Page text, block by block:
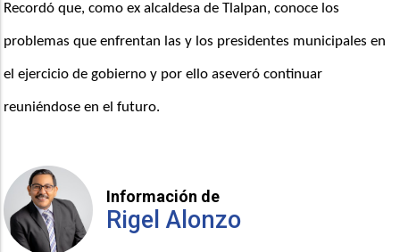
Recordó que, como ex alcaldesa de Tlalpan, conoce los
problemas que enfrentan las y los presidentes municipales en
el ejercicio de gobierno y por ello aseveró continuar
reuniéndose en el futuro.
Información de
Rigel Alonzo